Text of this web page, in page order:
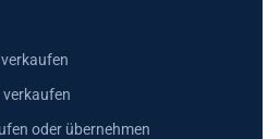
oder übernehmen